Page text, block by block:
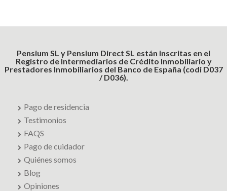
Pensium SL y Pensium Direct SL están inscritas en el
Registro de Intermediarios de Crédito Inmobiliario y
Prestadores Inmobiliarios del Banco de España (codi D037
/ D036).
Pago de residencia
Testimonios
FAQS
Pago de cuidador
Quiénes somos
Blog
Opiniones